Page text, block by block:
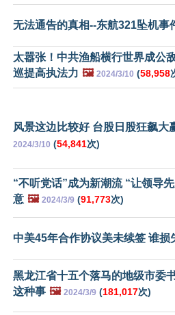
无法通告的真相--东航321坠机事
太嚣张！中共渔船横行世界成公
巡提高执法力 🖼️ 2024/3/10 (58,958
风景这边比较好 台股日股狂飙大
2024/3/10 (54,841次)
“不听党话”成为新潮流 “让领导
意 🖼️ 2024/3/9 (91,773次)
中美45年合作协议美未续签 谁损
黑龙江省十五个落马的地级市委
这种事 🖼️ 2024/3/9 (181,017次)